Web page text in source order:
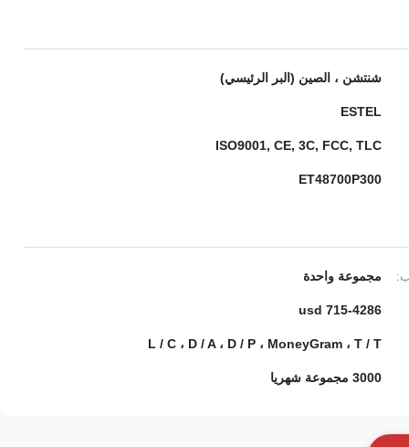
شنتشن ، الصين (البر الرئيسي)
ESTEL
ISO9001, CE, 3C, FCC, TLC
ET48700P300
مجموعة واحدة
715-4286 usd
L / C ، D / A ، D / P ، MoneyGram ، T / T
3000 مجموعة شهريا